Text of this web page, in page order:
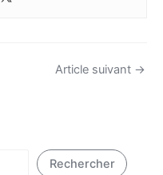
Article suivant →
Rechercher